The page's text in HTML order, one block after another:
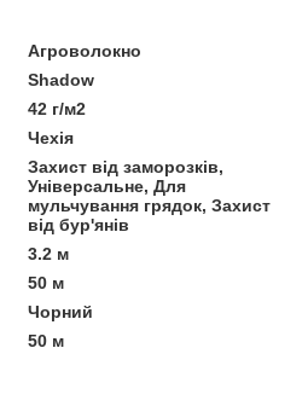
Агроволокно
Shadow
42 г/м2
Чехія
Захист від заморозків,
Універсальне, Для
мульчування грядок, Захист
від бур'янів
3.2 м
50 м
Чорний
50 м